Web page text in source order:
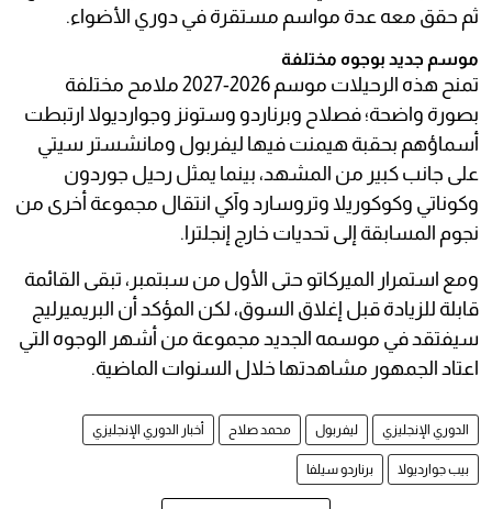
ثم حقق معه عدة مواسم مستقرة في دوري الأضواء.
موسم جديد بوجوه مختلفة
تمنح هذه الرحيلات موسم 2026-2027 ملامح مختلفة
بصورة واضحة؛ فصلاح وبرناردو وستونز وجوارديولا ارتبطت
أسماؤهم بحقبة هيمنت فيها ليفربول ومانشستر سيتي
على جانب كبير من المشهد، بينما يمثل رحيل جوردون
وكوناتي وكوكوريلا وتروسارد وآكي انتقال مجموعة أخرى من
نجوم المسابقة إلى تحديات خارج إنجلترا.
ومع استمرار الميركاتو حتى الأول من سبتمبر، تبقى القائمة
قابلة للزيادة قبل إغلاق السوق، لكن المؤكد أن البريميرليج
سيفتقد في موسمه الجديد مجموعة من أشهر الوجوه التي
اعتاد الجمهور مشاهدتها خلال السنوات الماضية.
الدوري الإنجليزي ليفربول محمد صلاح أخبار الدوري الإنجليزي
بيب جوارديولا برناردو سيلفا